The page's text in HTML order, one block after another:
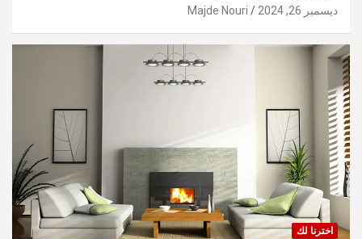
ديسمبر 26, 2024 Majde Nouri
اخترنا لك